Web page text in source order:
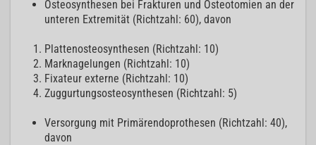
Osteosynthesen bei Frakturen und Osteotomien an der
unteren Extremität (Richtzahl: 60), davon
Plattenosteosynthesen (Richtzahl: 10)
Marknagelungen (Richtzahl: 10)
Fixateur externe (Richtzahl: 10)
Zuggurtungsosteosynthesen (Richtzahl: 5)
Versorgung mit Primärendoprothesen (Richtzahl: 40),
davon